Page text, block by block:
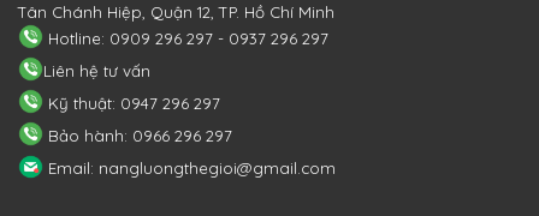
Tân Chánh Hiệp, Quận 12, TP. Hồ Chí Minh
Hotline: 0909 296 297 - 0937 296 297
Liên hệ tư vấn
Kỹ thuật: 0947 296 297
Bảo hành: 0966 296 297
Email: nangluongthegioi@gmail.com